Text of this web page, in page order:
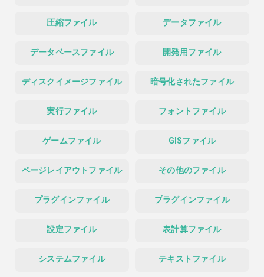
圧縮ファイル データファイル
データベースファイル 開発用ファイル
ディスクイメージファイル 暗号化されたファイル
実行ファイル フォントファイル
ゲームファイル GISファイル
ページレイアウトファイル その他のファイル
プラグインファイル プラグインファイル
設定ファイル 表計算ファイル
システムファイル テキストファイル